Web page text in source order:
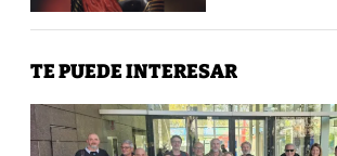
TE PUEDE INTERESAR